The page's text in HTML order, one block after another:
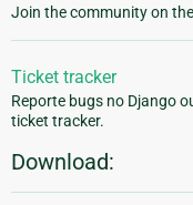
Join the community on
Ticket tracker
Reporte bugs no Django
ticket tracker.
Download: